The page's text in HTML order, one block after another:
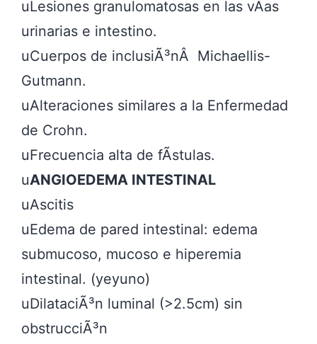
uLesiones granulomatosas en las vÃ­as
urinarias e intestino.
uCuerpos de inclusiÃ³nÂ  Michaellis-
Gutmann.
uAlteraciones similares a la Enfermedad
de Crohn.
uFrecuencia alta de fÃ­stulas.
uANGIOEDEMA INTESTINAL
uAscitis
uEdema de pared intestinal: edema
submucoso, mucoso e hiperemia
intestinal. (yeyuno)
uDilataciÃ³n luminal (>2.5cm) sin
obstrucciÃ³n